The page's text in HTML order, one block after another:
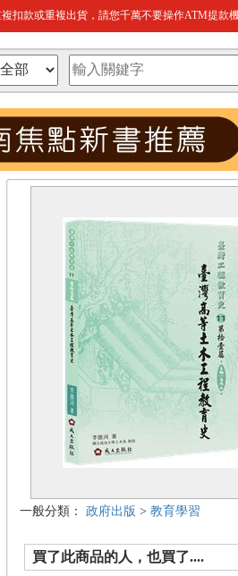
扣款或重複出貨，請您千萬不要操作ATM提款機
一般分類： 政府出版 > 教育學習
買了此商品的人，也買了....